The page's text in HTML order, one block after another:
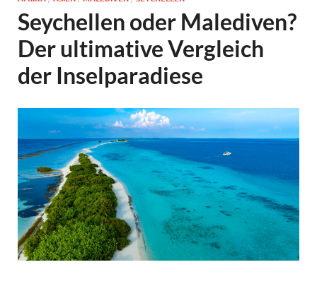
Seychellen oder Malediven?
Der ultimative Vergleich
der Inselparadiese